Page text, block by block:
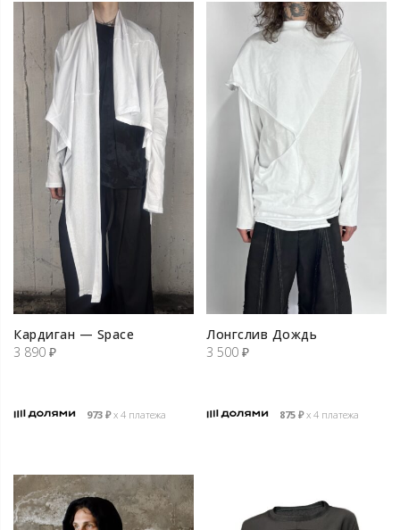
Кардиган — Space
3 890 ₽
973 ₽х 4 платежа
Лонгслив Дождь
3 500 ₽
875 ₽х 4 платежа